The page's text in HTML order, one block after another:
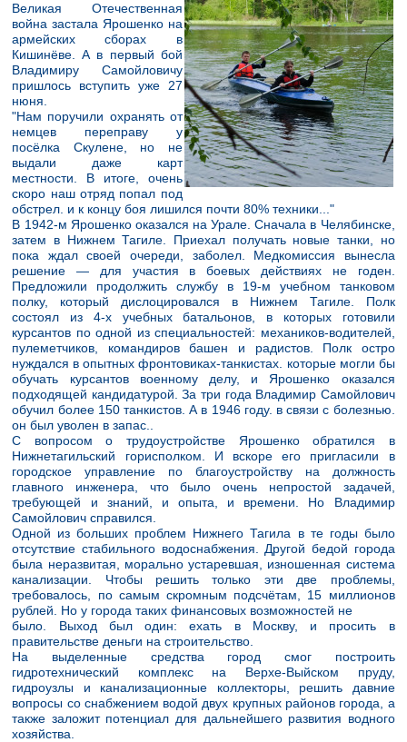
Великая Отечественная
война застала Ярошенко на
армейских сборах в
Кишинёве. А в первый бой
Владимиру Самойловичу
пришлось вступить уже 27
нюня.
"Нам поручили охранять от
немцев переправу у
посёлка Скулене, но не
выдали даже карт
местности. В итоге, очень
скоро наш отряд попал под
обстрел. и к концу боя лишился почти 80% техники..."
В 1942-м Ярошенко оказался на Урале. Сначала в Челябинске,
затем в Нижнем Тагиле. Приехал получать новые танки, но
пока ждал своей очереди, заболел. Медкомиссия вынесла
решение — для участия в боевых действиях не годен.
Предложили продолжить службу в 19-м учебном танковом
полку, который дислоцировался в Нижнем Тагиле. Полк
состоял из 4-х учебных батальонов, в которых готовили
курсантов по одной из специальностей: механиков-водителей,
пулеметчиков, командиров башен и радистов. Полк остро
нуждался в опытных фронтовиках-танкистах. которые могли бы
обучать курсантов военному делу, и Ярошенко оказался
подходящей кандидатурой. За три года Владимир Самойлович
обучил более 150 танкистов. А в 1946 году. в связи с болезнью.
он был уволен в запас..
С вопросом о трудоустройстве Ярошенко обратился в
Нижнетагильский горисполком. И вскоре его пригласили в
городское управление по благоустройству на должность
главного инженера, что было очень непростой задачей,
требующей и знаний, и опыта, и времени. Но Владимир
Самойлович справился.
Одной из больших проблем Нижнего Тагила в те годы было
отсутствие стабильного водоснабжения. Другой бедой города
была неразвитая, морально устаревшая, изношенная система
канализации. Чтобы решить только эти две проблемы,
требовалось, по самым скромным подсчётам, 15 миллионов
рублей. Но у города таких финансовых возможностей не
было. Выход был один: ехать в Москву, и просить в
правительстве деньги на строительство.
На выделенные средства город смог построить
гидротехнический комплекс на Верхе-Выйском пруду,
гидроузлы и канализационные коллекторы, решить давние
вопросы со снабжением водой двух крупных районов города, а
также заложит потенциал для дальнейшего развития водного
хозяйства.